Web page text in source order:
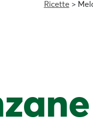
Ricette >